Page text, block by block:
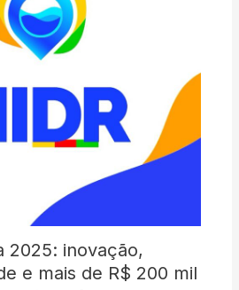
2025: inovação,
e mais de R$ 200 mil